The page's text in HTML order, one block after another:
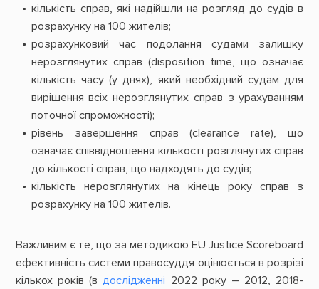
кількість справ, які надійшли на розгляд до судів в
розрахунку на 100 жителів;
розрахунковий час подолання судами залишку
нерозглянутих справ (disposition time, що означає
кількість часу (у днях), який необхідний судам для
вирішення всіх нерозглянутих справ з урахуванням
поточної спроможності);
рівень завершення справ (clearance rate), що
означає співвідношення кількості розглянутих справ
до кількості справ, що надходять до судів;
кількість нерозглянутих на кінець року справ з
розрахунку на 100 жителів.
Важливим є те, що за методикою EU Justice Scoreboard
ефективність системи правосуддя оцінюється в розрізі
кількох років (вдослідженні 2022 року – 2012, 2018-